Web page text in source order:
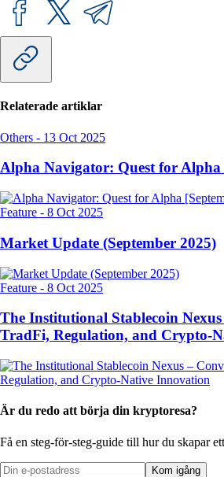
Relaterade artiklar
Others - 13 Oct 2025
Alpha Navigator: Quest for Alpha
Feature - 8 Oct 2025
Market Update (September 2025)
Feature - 8 Oct 2025
The Institutional Stablecoin
TradFi, Regulation, and Crypto-
Är du redo att börja din kryptoresa?
Få en steg-för-steg-guide till hur du skapar
Kom igång